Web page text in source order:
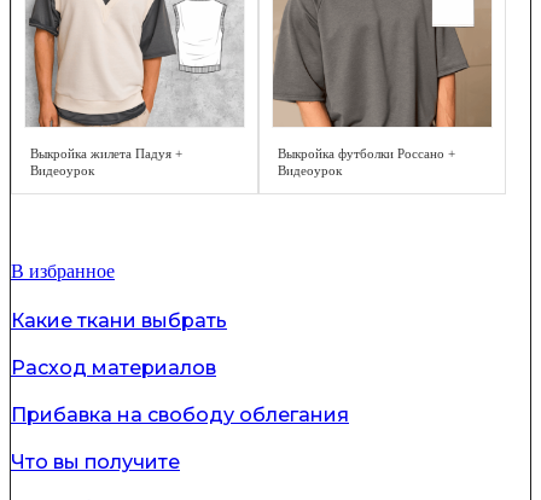
Выкройка жилета Падуя +
Видеоурок
Выкройка футболки Россано +
Видеоурок
В избранное
Какие ткани выбрать
Расход материалов
Прибавка на свободу облегания
Что вы получите